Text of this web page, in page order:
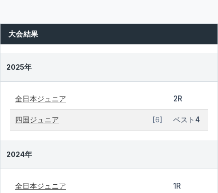
大会結果
2025年
全日本ジュニア 2R
四国ジュニア [6] ベスト4
2024年
全日本ジュニア 1R